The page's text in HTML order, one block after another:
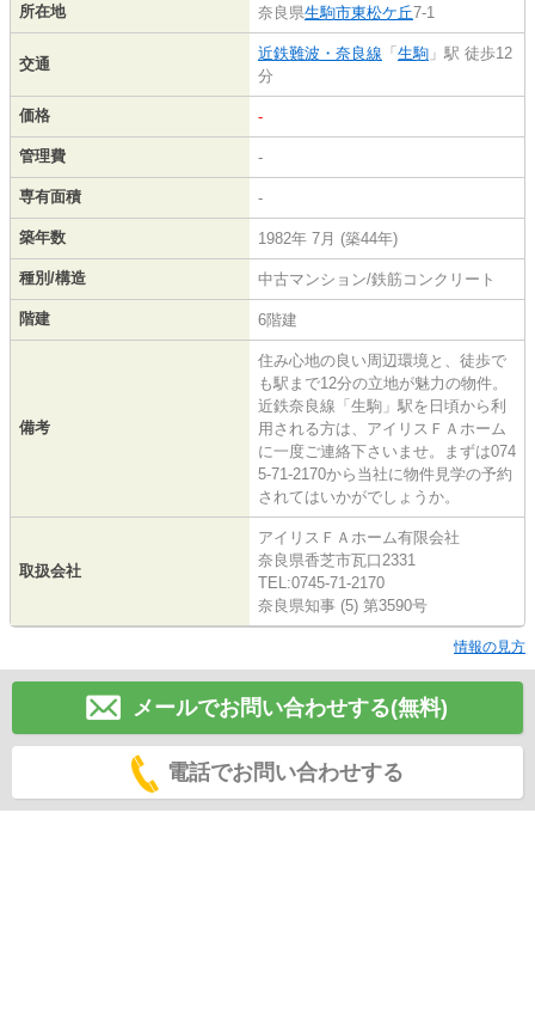
所在地 奈良県生駒市東松ケ丘7-1
交通
近鉄難波・奈良線 「 生駒 」駅 徒歩12
分
価格 -
管理費 -
専有面積 -
築年数 1982年 7月 (築44年)
種別/構造 中古マンション/鉄筋コンクリート
階建 6階建
備考
住み心地の良い周辺環境と、徒歩で
も駅まで12分の立地が魅力の物件。
近鉄奈良線「生駒」駅を日頃から利
用される方は、アイリスＦＡホーム
に一度ご連絡下さいませ。まずは074
5-71-2170から当社に物件見学の予約
されてはいかがでしょうか。
取扱会社
アイリスＦＡホーム有限会社
奈良県香芝市瓦口2331
TEL:0745-71-2170
奈良県知事 (5) 第3590号
情報の見方
メールでお問い合わせする(無料)
電話でお問い合わせする